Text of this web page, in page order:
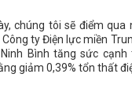
chúng tôi sẽ điểm
ty Điện lực miền
Bình tăng sức
giảm 0,39% tổn thất